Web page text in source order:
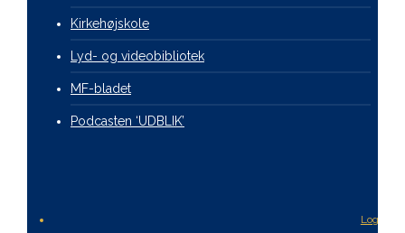
Kirkehøjskole
Lyd- og videobibliotek
MF-bladet
Podcasten ‘UDBLIK’
Login